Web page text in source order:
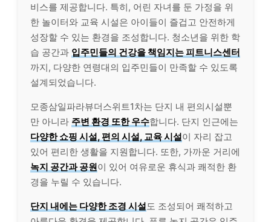
비스를 제공합니다. 특히, 어린 자녀를 둔 가정을 위
한 놀이터와 교육 시설은 아이들이 즐겁고 안전하게
성장할 수 있는 환경을 조성합니다. 청소년을 위한 학
습 공간과 입주민들의 건강을 책임지는 피트니스센터
까지, 다양한 연령대의 입주민들이 만족할 수 있도록
설계되었습니다.
모종삼일파라뷰더스위트1차는 단지 내 편의시설뿐
만 아니라 주변 환경 또한 우수합니다. 단지 인근에는
다양한 쇼핑 시설, 편의 시설, 교육 시설이 자리 잡고
있어 편리한 생활을 지원합니다. 또한, 가까운 거리에
녹지 공간과 공원이 있어 여유로운 휴식과 쾌적한 환
경을 누릴 수 있습니다.
단지 내에는 다양한 조경 시설도 조성되어 쾌적하고